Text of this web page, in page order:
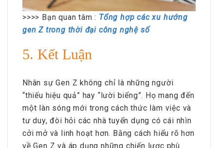
>>>> Bạn quan tâm : Tổng hợp các xu hướng
gen Z trong thời đại công nghệ số
5. Kết Luận
Nhân sự Gen Z không chỉ là những người
“thiếu hiệu quả” hay “lười biếng”. Họ mang đến
một làn sóng mới trong cách thức làm việc và
tư duy, đòi hỏi các nhà tuyển dụng có cái nhìn
cởi mở và linh hoạt hơn. Bằng cách hiểu rõ hơn
về Gen Z và áp dụng những chiến lược phù